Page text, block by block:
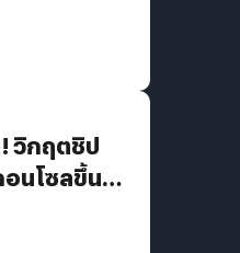
ษฐกิจสี
! วิกฤตชิป
นโซลขึ้น